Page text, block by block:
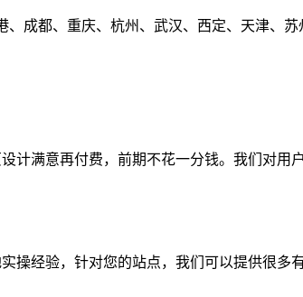
、成都、重庆、杭州、武汉、西定、天津、
计满意再付费，前期不花一分钱。我们对用
操经验，针对您的站点，我们可以提供很多